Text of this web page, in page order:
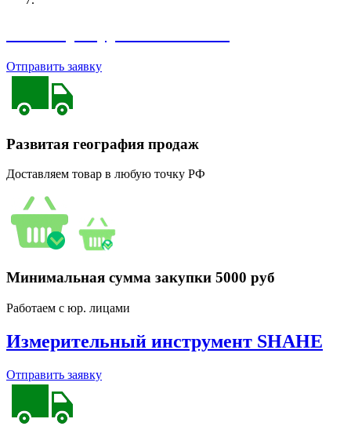
Отправить заявку
Развитая география продаж
Доставляем товар в любую точку РФ
Минимальная сумма закупки 5000 руб
Работаем с юр. лицами
Измерительный инструмент SHAHE
Отправить заявку